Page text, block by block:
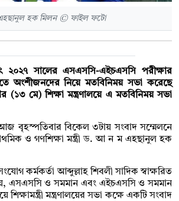
এহছানুল হক মিলন © ফাইল ফটো
২০২৭ সালের এসএসসি-এইচএসসি পরীক্ষার
অংশীজনদের নিয়ে মতবিনিময় সভা করেছে
(১৩ মে) শিক্ষা মন্ত্রণালয়ে এ মতবিনিময় সভা
বৃহস্পতিবার বিকেল ৩টায় সংবাদ সম্মেলনে
ও গণশিক্ষা মন্ত্রী ড. আ ন ম এহছানুল হক
কর্মকর্তা আব্দুল্লাহ শিবলী সাদিক স্বাক্ষরিত
এসএসসি ও সমমান এবং এইচএসসি ও সমমান
শিক্ষামন্ত্রী মন্ত্রণালয়ের সভা কক্ষে একটি সংবাদ